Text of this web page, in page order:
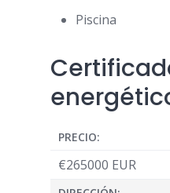
Piscina
PRECIO:
€265000 EUR